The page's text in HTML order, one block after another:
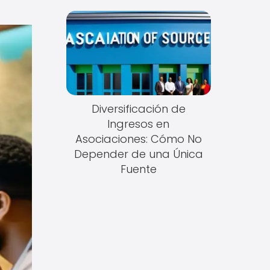
Diversificación de
Ingresos en
Asociaciones: Cómo No
Depender de una Única
Fuente